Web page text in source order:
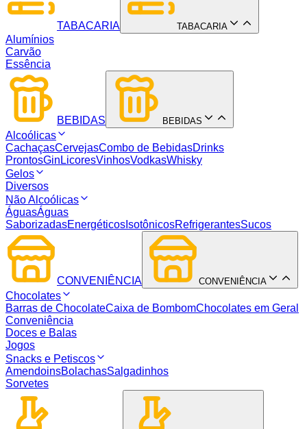
TABACARIA TABACARIA
Alumínios
Carvão
Essência
BEBIDAS BEBIDAS
Alcoólicas
CachaçasCervejasCombo de BebidasDrinks
ProntosGin LicoresVinhosVodkasWhisky
Gelos
Diversos
Não Alcoólicas
ÁguasÁguas
SaborizadasEnergéticos IsotônicosRefrigerantesSucos
CONVENIÊNCIA CONVENIÊNCIA
Chocolates
Barras de ChocolateCaixa de BombomChocolates em Geral
Conveniência
Doces e Balas
Jogos
Snacks e Petiscos
AmendoinsBolachasSalgadinhos
Sorvetes